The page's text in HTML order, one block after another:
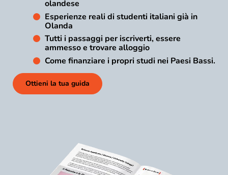
olandese
Esperienze reali di studenti italiani già in
Olanda
Tutti i passaggi per iscriverti, essere
ammesso e trovare alloggio
Come finanziare i propri studi nei Paesi Bassi.
Ottieni la tua guida